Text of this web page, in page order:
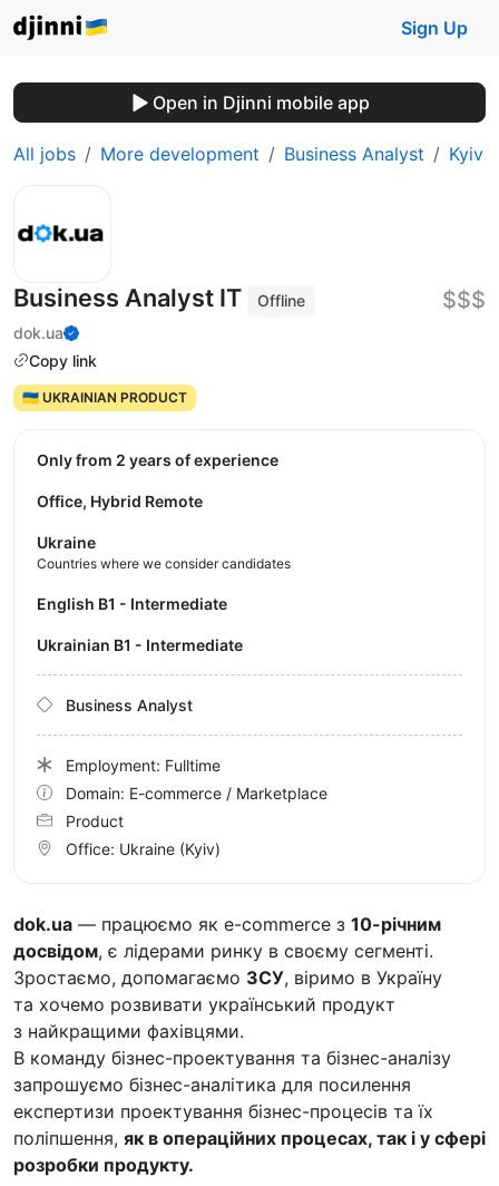
Sign Up
Open in Djinni mobile app
All jobs More development Business Analyst Kyiv
Business Analyst IT
Offline
dok.ua
Copy link
$$$
🇺🇦 UKRAINIAN PRODUCT
dok.ua — працюємо як e-commerce з 10-річним
досвідом, є лідерами ринку в своєму сегменті.
Зростаємо, допомагаємо ЗСУ, віримо в Україну
та хочемо розвивати український продукт
з найкращими фахівцями.
В команду бізнес-проектування та бізнес-аналізу
запрошуємо бізнес-аналітика для посилення
експертизи проектування бізнес-процесів та їх
поліпшення, як в операційних процесах, так і у сфері
розробки продукту.
Only from 2 years of experience
Office, Hybrid Remote
Ukraine
Countries where we consider candidates
English B1 - Intermediate
Ukrainian B1 - Intermediate
Business Analyst
Employment: Fulltime
Domain: E-commerce / Marketplace
Product
Office: Ukraine (Kyiv)